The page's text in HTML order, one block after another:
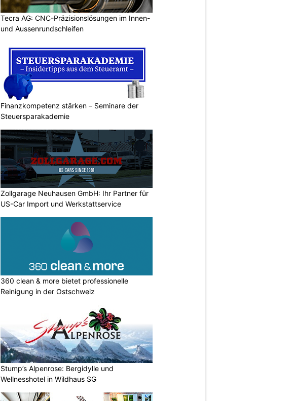
Tecra AG: CNC-Präzisionslösungen im Innen-
und Aussenrundschleifen
Finanzkompetenz stärken – Seminare der
Steuersparakademie
Zollgarage Neuhausen GmbH: Ihr Partner für
US-Car Import und Werkstattservice
360 clean & more bietet professionelle
Reinigung in der Ostschweiz
Stump’s Alpenrose: Bergidylle und
Wellnesshotel in Wildhaus SG